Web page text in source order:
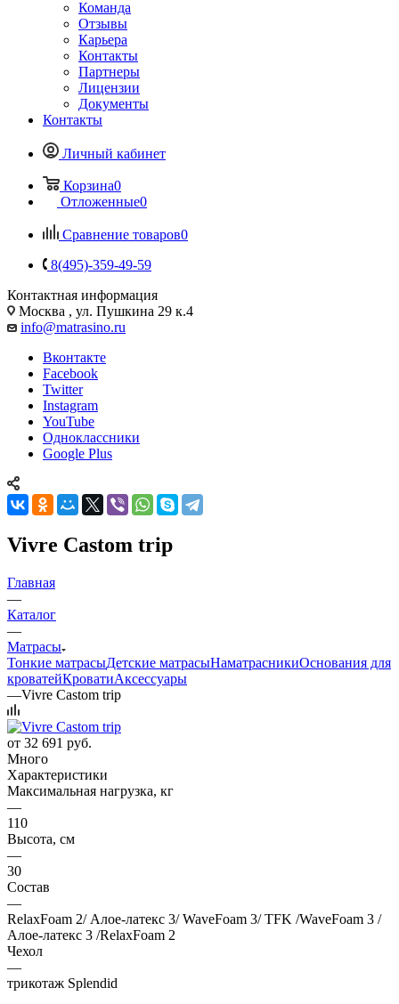
Команда
Отзывы
Карьера
Контакты
Партнеры
Лицензии
Документы
Контакты
Личный кабинет
Корзина0
Отложенные0
Сравнение товаров0
8(495)-359-49-59
Контактная информация
Москва , ул. Пушкина 29 к.4
info@matrasino.ru
Вконтакте
Facebook
Twitter
Instagram
YouTube
Одноклассники
Google Plus
Vivre Castom trip
Главная
—
Каталог
—
Матрасы
Тонкие матрасыДетские матрасыНаматрасникиОснования для
кроватейКроватиАксессуары
—Vivre Castom trip
от 32 691 руб.
Много
Характеристики
Максимальная нагрузка, кг
—
110
Высота, см
—
30
Состав
—
RelaxFoam 2/ Алое-латекс 3/ WaveFoam 3/ TFK /WaveFoam 3 /
Алое-латекс 3 /RelaxFoam 2
Чехол
—
трикотаж Splendid